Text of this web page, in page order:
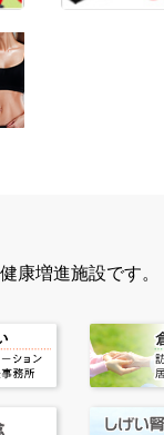
康増進施設です。